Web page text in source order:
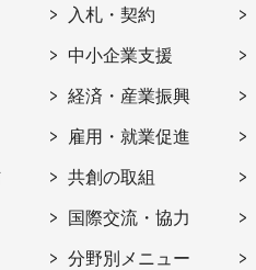
入札・契約
中小企業支援
経済・産業振興
雇用・就業促進
共創の取組
国際交流・協力
分野別メニュー